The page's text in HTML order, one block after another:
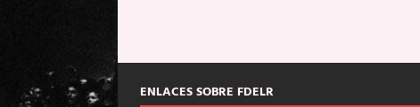
ENLACES SOBRE FDELR